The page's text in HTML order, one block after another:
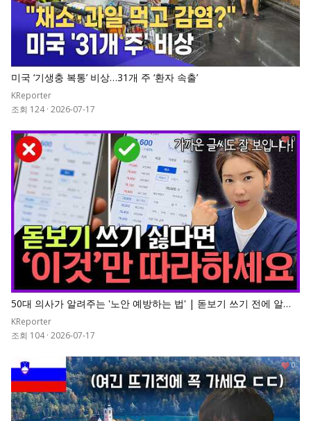
미국 ‘기생충 복통’ 비상…31개 주 ‘환자 속출’
KReporter
조회 124 · 2026-07-17
50대 의사가 알려주는 '노안 예방하는 법' | 돋보기 쓰기 전에 알아
야 할 노안 예방법
KReporter
조회 104 · 2026-07-17
0
0